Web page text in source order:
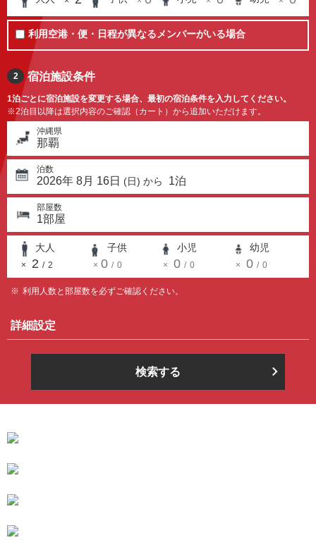
利用空港・便・日程が異なるメンバーがいる場合
2 宿泊施設条件
1泊ごとに宿泊施設を変更する場合、最初の宿泊条件を入力してください。
※2泊目以降は選択内容のご確認（カート）から追加いただけます。
沖縄県
那覇
泊数
2026年 8月 16日 (日) から 1泊
部屋数
1部屋
大人
× 2 / 2
子供
× 0 / 0
小児
× 0 / 0
幼児
× 0 / 0
利用人数と部屋数を必ずご確認ください。
詳細設定
検索する